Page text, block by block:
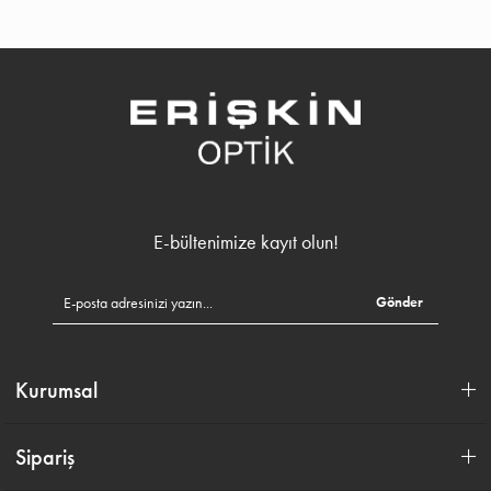
E-bültenimize kayıt olun!
Gönder
Kurumsal
Sipariş